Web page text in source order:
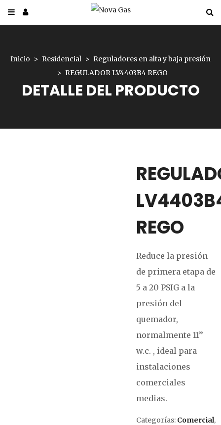
Inicio Residencial
Reguladores en alta y baja presión
REGULADOR LV4403B4 REGO
DETALLE DEL PRODUCTO
REGO
Reduce la presión
de primera etapa de
5 a 20 PSIG a la
presión del
quemador,
normalmente 11’’
w.c. , ideal para
instalaciones
comerciales
medias.
Categorías: Comercial,